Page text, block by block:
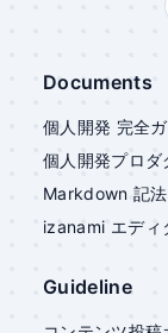
Documents
個人開発 完全
個人開発プロダ
Markdown 記
izanami エディ
Guideline